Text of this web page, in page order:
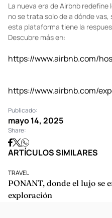
La nueva era de Airbnb
no se trata solo de a dónde vas,
esta plataforma tiene la
Descubre más en:
https://www.airbnb.com/
https://www.airbnb.com/
Publicado:
mayo 14, 2025
Share:
ARTÍCULOS SIMILARES
TRAVEL
PONANT, donde el lujo se
exploración